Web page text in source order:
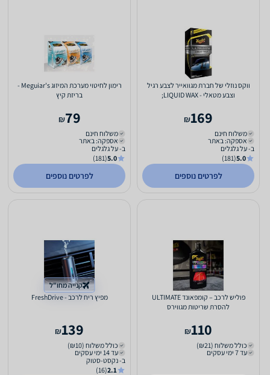
ווקס נוזלי של חברת מגוואייר לצבע רגיל
וצבע מטאלי - LIQUID WAX;
169
₪
משלוח חינם
אספקה: באתר
ב- על גלגלים
5.0
(181)
לפרטים נוספים
רימון לחיטוי מערכת המיזוג Meguiar's -
בריזת קיץ
79
₪
משלוח חינם
אספקה: באתר
ב- על גלגלים
5.0
(181)
לפרטים נוספים
פוליש לרכב – קומפאונד ULTIMATE
להסרת שריטות מגווירס
110
₪
כולל משלוח (₪21)
עד 7 ימי עסקים
קנייה מחו"ל
מפיץ ריח לרכב - FreshDrive
139
₪
כולל משלוח (₪10)
עד 14 ימי עסקים
ב- נקסט-סטוק
2.1
(16)